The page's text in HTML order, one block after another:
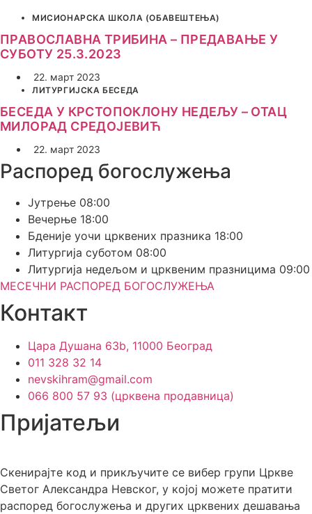
МИСИОНАРСКА ШКОЛА (ОБАВЕШТЕЊА)
ПРАВОСЛАВНА ТРИБИНА – ПРЕДАВАЊЕ У
СУБОТУ 25.3.2023
22. март 2023
ЛИТУРГИЈСКА БЕСЕДА
БЕСЕДА У КРСТОПОКЛОНУ НЕДЕЉУ – ОТАЦ
МИЛОРАД СРЕДОЈЕВИЋ
22. март 2023
Распоред богослужења
Јутрење 08:00
Вечерње 18:00
Бденије уочи црквених празника 18:00
Литургија суботом 08:00
Литургија недељом и црквеним празницима 09:00
МЕСЕЧНИ РАСПОРЕД БОГОСЛУЖЕЊА
Контакт
Цара Душана 63b, 11000 Београд
011 328 32 14
nevskihram@gmail.com
066 800 57 93 (црквена продавница)
Пријатељи
Скенирајте код и прикључите се вибер групи Цркве
Светог Александра Невског, у којој можете пратити
распоред богослужења и других црквених дешавања